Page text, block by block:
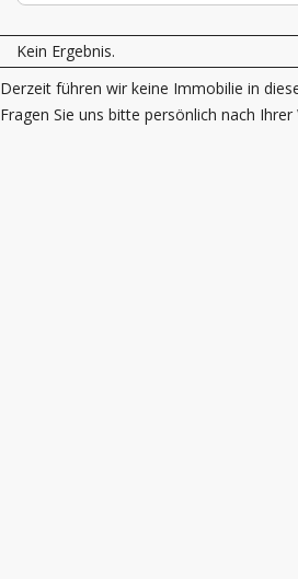
Kein Ergebnis.
Derzeit führen wir keine Immobilie in
Fragen Sie uns bitte persönlich nach